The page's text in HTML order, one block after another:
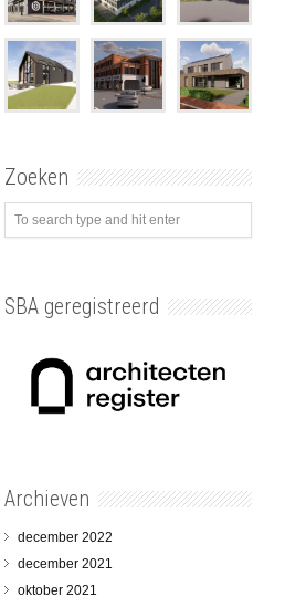
Zoeken
SBA geregistreerd
Archieven
december 2022
december 2021
oktober 2021